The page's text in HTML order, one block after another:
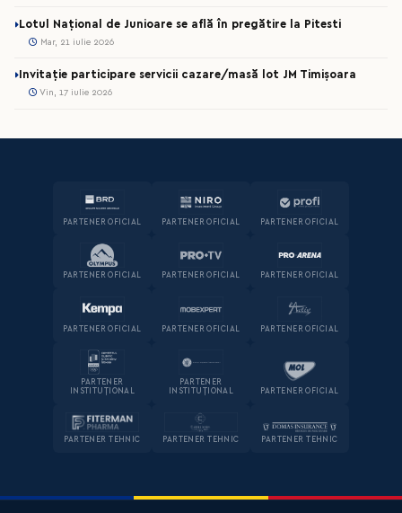
Lotul Național de Junioare se află în pregătire la Pitesti
Mar, 21 iulie 2026
Invitație participare servicii cazare/masă lot JM Timișoara
Vin, 17 iulie 2026
PARTENER OFICIAL PARTENER OFICIAL PARTENER OFICIAL
PARTENER OFICIAL PARTENER OFICIAL PARTENER OFICIAL
PARTENER OFICIAL PARTENER OFICIAL PARTENER OFICIAL
PARTENER
INSTITUȚIONAL
PARTENER
INSTITUȚIONAL
PARTENER OFICIAL
PARTENER TEHNIC PARTENER TEHNIC PARTENER TEHNIC